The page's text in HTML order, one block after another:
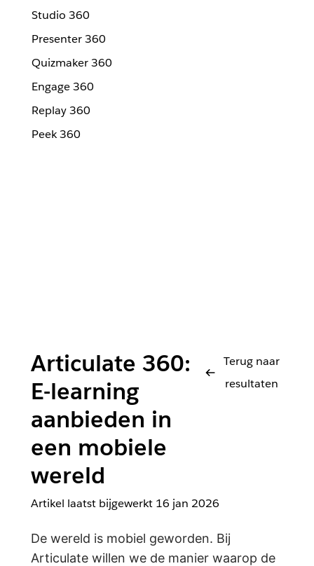
Studio 360
Presenter 360
Quizmaker 360
Engage 360
Replay 360
Peek 360
Articulate 360:
E-learning
aanbieden in
een mobiele
wereld
Terug naar
resultaten
Artikel laatst bijgewerkt 16 jan 2026
De wereld is mobiel geworden. Bij
Articulate willen we de manier waarop de